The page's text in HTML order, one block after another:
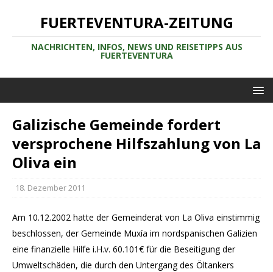
FUERTEVENTURA-ZEITUNG
NACHRICHTEN, INFOS, NEWS UND REISETIPPS AUS
FUERTEVENTURA
Galizische Gemeinde fordert
versprochene Hilfszahlung von La
Oliva ein
18. Dezember 2011
Am 10.12.2002 hatte der Gemeinderat von La Oliva einstimmig
beschlossen, der Gemeinde Muxía im nordspanischen Galizien
eine finanzielle Hilfe i.H.v. 60.101€ für die Beseitigung der
Umweltschäden, die durch den Untergang des Öltankers